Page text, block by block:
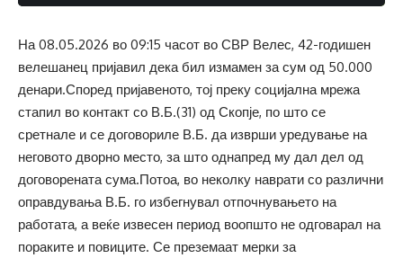
На 08.05.2026 во 09:15 часот во СВР Велес, 42-годишен
велешанец пријавил дека бил измамен за сум од 50.000
денари.Според пријавеното, тој преку социјална мрежа
стапил во контакт со В.Б.(31) од Скопје, по што се
сретнале и се договориле В.Б. да изврши уредување на
неговото дворно место, за што однапред му дал дел од
договорената сума.Потоа, во неколку наврати со различни
оправдувања В.Б. го избегнувал отпочнувањето на
работата, а веќе извесен период воопшто не одговарал на
пораките и повиците. Се преземаат мерки за